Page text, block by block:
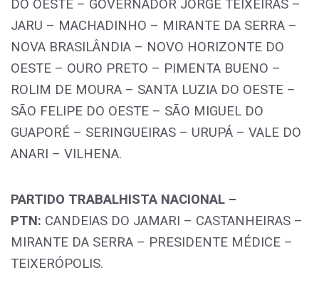
DO OESTE – GOVERNADOR JORGE TEIXEIRAS –
JARU – MACHADINHO – MIRANTE DA SERRA –
NOVA BRASILÂNDIA – NOVO HORIZONTE DO
OESTE – OURO PRETO – PIMENTA BUENO –
ROLIM DE MOURA – SANTA LUZIA DO OESTE –
SÃO FELIPE DO OESTE – SÃO MIGUEL DO
GUAPORÉ – SERINGUEIRAS – URUPÁ – VALE DO
ANARI – VILHENA.
PARTIDO TRABALHISTA NACIONAL –
PTN: CANDEIAS DO JAMARI – CASTANHEIRAS –
MIRANTE DA SERRA – PRESIDENTE MÉDICE –
TEIXERÓPOLIS.